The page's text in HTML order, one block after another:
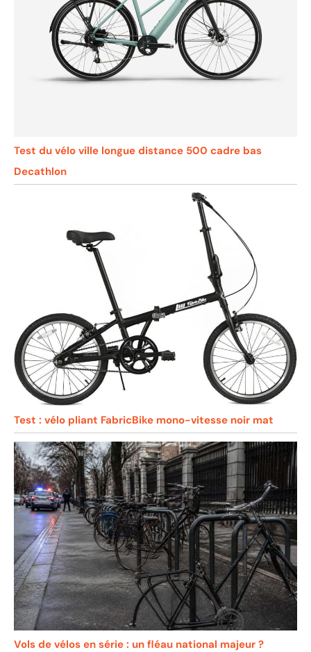
Test du vélo ville longue distance 500 cadre bas
Decathlon
Test : vélo pliant FabricBike mono-vitesse noir mat
Vols de vélos en série : un fléau national majeur ?